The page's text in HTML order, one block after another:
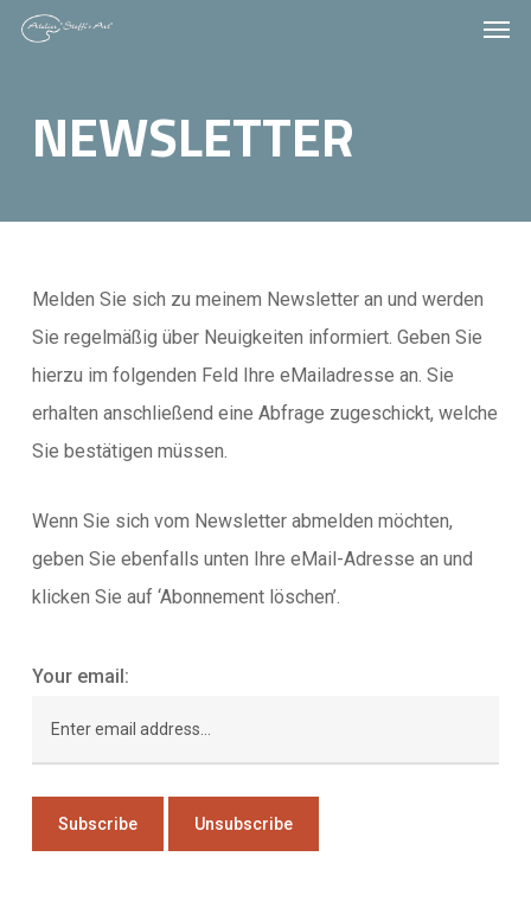
Skip
contentNEWSLETTER
Melden Sie sich zu meinem Newsletter an und werden
Sie regelmäßig über Neuigkeiten informiert. Geben Sie
hierzu im folgenden Feld Ihre eMailadresse an. Sie
erhalten anschließend eine Abfrage zugeschickt, welche
Sie bestätigen müssen.
Wenn Sie sich vom Newsletter abmelden möchten,
geben Sie ebenfalls unten Ihre eMail-Adresse an und
klicken Sie auf ‘Abonnement löschen’.
Your email: